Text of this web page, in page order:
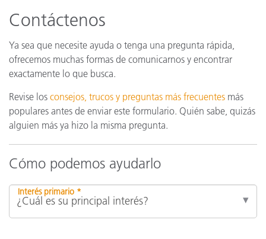
Contáctenos
Ya sea que necesite ayuda o tenga una pregunta rápida,
ofrecemos muchas formas de comunicarnos y encontrar
exactamente lo que busca.
Revise los consejos, trucos y preguntas más frecuentes más
populares antes de enviar este formulario. Quién sabe, quizás
alguien más ya hizo la misma pregunta.
Cómo podemos ayudarlo
Interés primario *